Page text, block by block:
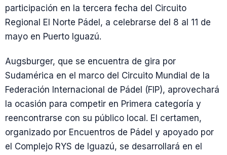
participación en la tercera fecha del Circuito
Regional El Norte Pádel, a celebrarse del 8 al 11 de
mayo en Puerto Iguazú.
Augsburger, que se encuentra de gira por
Sudamérica en el marco del Circuito Mundial de la
Federación Internacional de Pádel (FIP), aprovechará
la ocasión para competir en Primera categoría y
reencontrarse con su público local. El certamen,
organizado por Encuentros de Pádel y apoyado por
el Complejo RYS de Iguazú, se desarrollará en el